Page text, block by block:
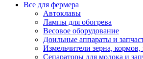
Все для фермера
Автоклавы
Лампы для обогрева
Весовое оборудование
Доильные аппараты и
Измельчители зерна, кормов,
Сепараторы для молока и